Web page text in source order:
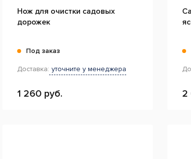
Нож для очистки садовых
дорожек
Под заказ
Доставка: уточните у менеджера
1 260 руб. 2